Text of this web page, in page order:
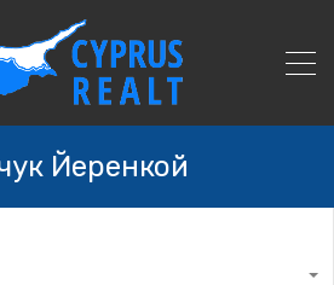
Йеренкой